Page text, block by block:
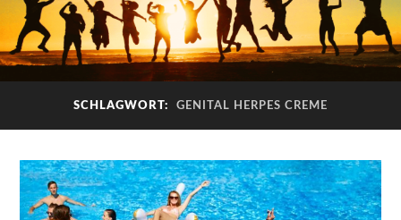
SCHLAGWORT: GENITAL HERPES CREME